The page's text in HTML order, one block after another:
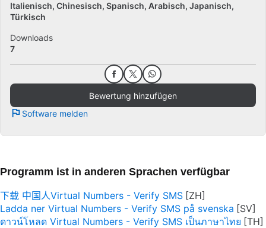
Italienisch Chinesisch Spanisch Arabisch Japanisch
Türkisch
Downloads
7
Bewertung hinzufügen
Software melden
Programm ist in anderen Sprachen verfügbar
下载 中国人Virtual Numbers - Verify SMS
Ladda ner Virtual Numbers - Verify SMS på svenska
ดาวน์โหลด Virtual Numbers - Verify SMS เป็นภาษาไทย